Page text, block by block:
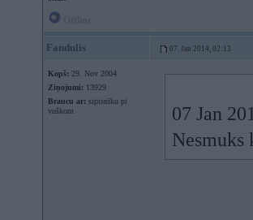
Fandulis 07. Jan 2014, 02:13
Kopš: 29. Nov 2004
Ziņojumi: 13929
Braucu ar: sipisnīku pi
vuškom
07 Jan
Nesmuks